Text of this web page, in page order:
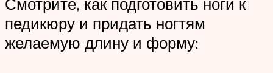
педикюру и придать ногтям
желаемую длину и форму: